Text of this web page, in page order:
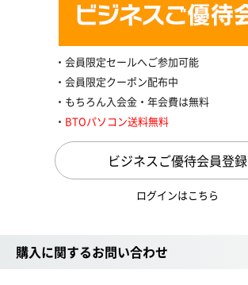
会員限定セールへご参加可能
会員限定クーポン配布中
もちろん入会金・年会費は無料
BTOパソコン送料無料
ビジネスご優待会員登録
ログインはこちら
購入に関するお問い合わせ